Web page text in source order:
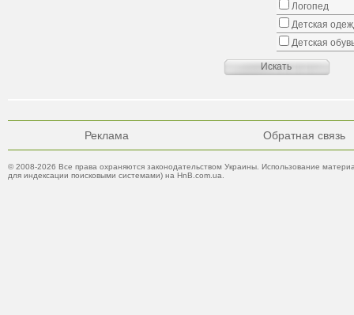
Логопед
Детская
Детская
Реклама Обратная связь
© 2008-2026 Все права охраняются законодательством Украины. Использование
для индексации поисковыми системами) на HnB.com.ua.